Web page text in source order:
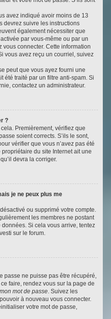
avez indiqué avoir moins de 13
devrez suivre les instructions
également nécessiter que
par vous-même ou par un
connecter. Cette information
vous avez reçu un courriel, suivez
peut que vous ayez fourni une
été traité par un filtre anti-spam. Si
contactez un administrateur.
?
Premièrement, vérifiez que
soient corrects. S’ils le sont,
vérifier que vous n’avez pas été
du site Internet ait une
devra la corriger.
je ne peux plus me
ou supprimé votre compte.
les membres ne postant
Si cela vous arrive, tentez
sur le forum.
passe ne puisse pas être récupéré,
faire, rendez vous sur la page de
mot de passe. Suivez les
à nouveau vous connecter.
votre mot de passe,